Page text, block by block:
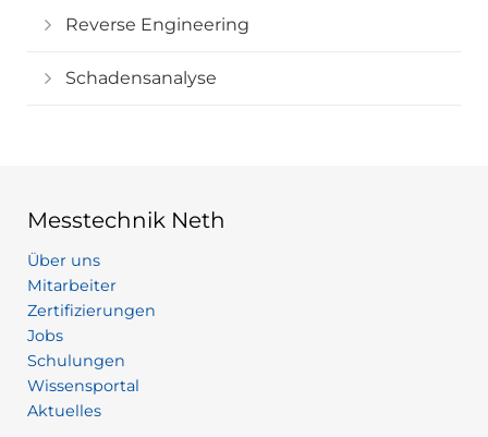
Reverse Engineering
Schadensanalyse
Messtechnik Neth
Über uns
Mitarbeiter
Zertifizierungen
Jobs
Schulungen
Wissensportal
Aktuelles